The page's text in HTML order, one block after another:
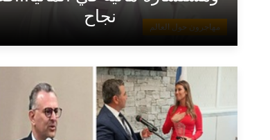
مهاجرون حول العالم
نجاح